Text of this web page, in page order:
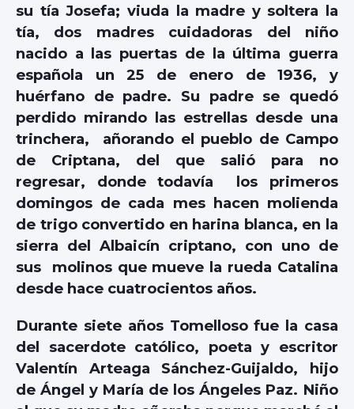
su tía Josefa; viuda la madre y soltera la
tía, dos madres cuidadoras del niño
nacido a las puertas de la última guerra
española un 25 de enero de 1936, y
huérfano de padre. Su padre se quedó
perdido mirando las estrellas desde una
trinchera, añorando el pueblo de Campo
de Criptana, del que salió para no
regresar, donde todavía los primeros
domingos de cada mes hacen molienda
de trigo convertido en harina blanca, en la
sierra del Albaicín criptano, con uno de
sus molinos que mueve la rueda Catalina
desde hace cuatrocientos años.
Durante siete años Tomelloso fue la casa
del sacerdote católico, poeta y escritor
Valentín Arteaga Sánchez-Guijaldo, hijo
de Ángel y María de los Ángeles Paz. Niño